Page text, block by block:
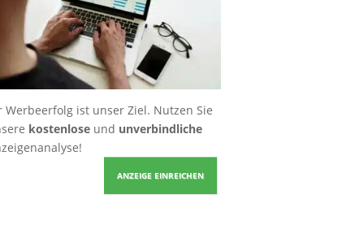
Werbeerfolg ist unser Ziel. Nutzen Sie
kostenloseund unverbindliche
ANZEIGE EINREICHEN